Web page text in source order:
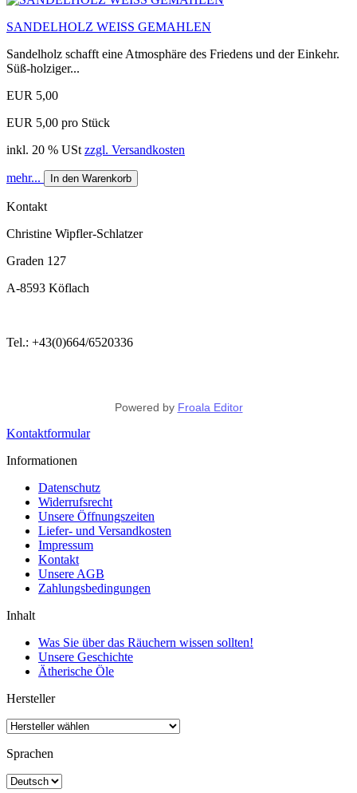
SANDELHOLZ WEISS GEMAHLEN
Sandelholz schafft eine Atmosphäre des Friedens und der Einkehr.
Süß-holziger...
EUR 5,00
EUR 5,00 pro Stück
inkl. 20 % USt zzgl. Versandkosten
mehr... In den Warenkorb
Kontakt
Christine Wipfler-Schlatzer
Graden 127
A-8593 Köflach
Tel.: +43(0)664/6520336
Powered by Froala Editor
Kontaktformular
Informationen
Datenschutz
Widerrufsrecht
Unsere Öffnungszeiten
Liefer- und Versandkosten
Impressum
Kontakt
Unsere AGB
Zahlungsbedingungen
Inhalt
Was Sie über das Räuchern wissen sollten!
Unsere Geschichte
Ätherische Öle
Hersteller
Sprachen